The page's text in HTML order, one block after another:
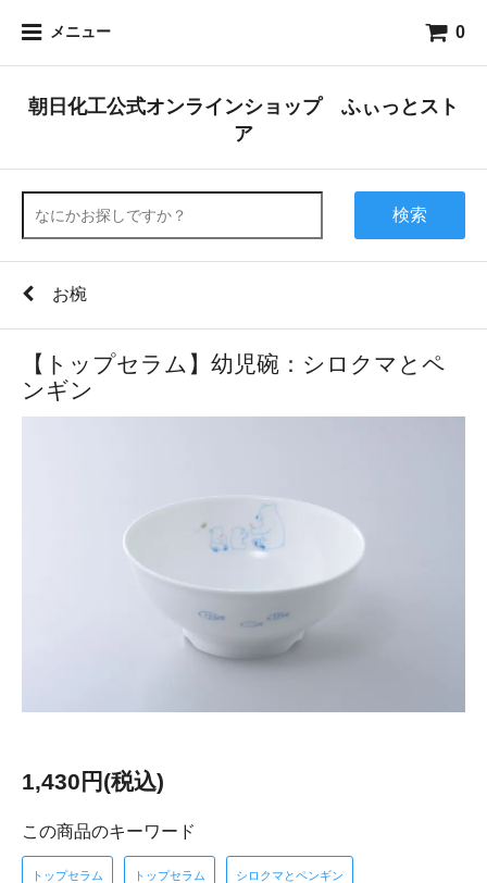
メニュー 0
朝日化工公式オンラインショップ ふぃっとスト
ア
検索
お椀
【トップセラム】幼児碗：シロクマとペ
ンギン
1,430円(税込)
この商品のキーワード
トップセラム トップセラム シロクマとペンギン